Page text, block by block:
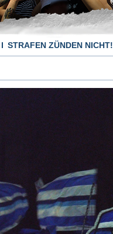
STRAFEN ZÜNDEN NICHT!